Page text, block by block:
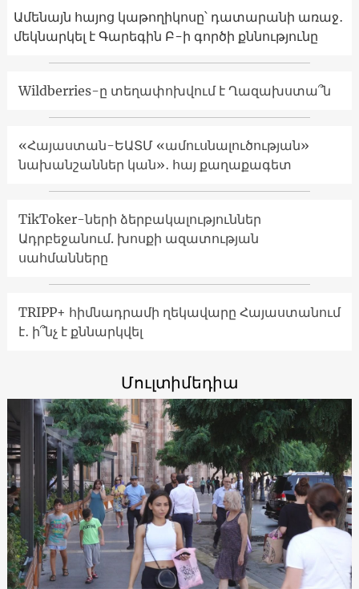
Ամենայն հայոց կաթողիկոսը՝ դատարանի առաջ․
մեկնարկել է Գարեգին Բ-ի գործի քննությունը
Wildberries-ը տեղափոխվում է Ղազախստա՞ն
«Հայաստան-ԵԱՏՄ «ամուսնալուծության»
նախանշաններ կան»․ հայ քաղաքագետ
TikToker-ների ձերբակալություններ
Ադրբեջանում. խոսքի ազատության
սահմանները
TRIPP+ հիմնադրամի ղեկավարը Հայաստանում
է․ ի՞նչ է քննարկվել
Մուլտիմեդիա